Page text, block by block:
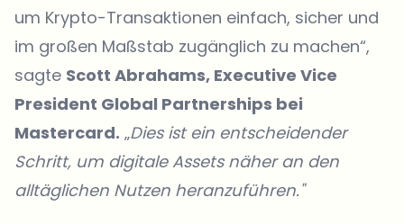
um Krypto-Transaktionen einfach, sicher und
im großen Maßstab zugänglich zu machen“,
sagte Scott Abrahams, Executive Vice
President Global Partnerships bei
Mastercard. „Dies ist ein entscheidender
Schritt, um digitale Assets näher an den
alltäglichen Nutzen heranzuführen."